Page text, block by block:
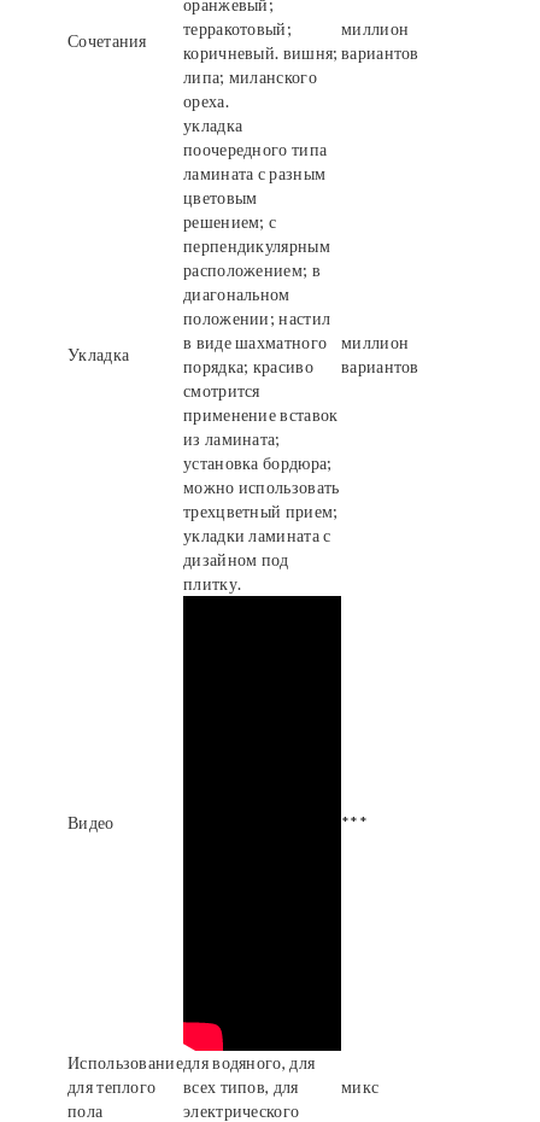
Сочетания
оранжевый;
терракотовый;
коричневый. вишня;
липа; миланского
ореха.
миллион
вариантов
Укладка
укладка
поочередного типа
ламината с разным
цветовым
решением; с
перпендикулярным
расположением; в
диагональном
положении; настил
в виде шахматного
порядка; красиво
смотрится
применение вставок
из ламината;
установка бордюра;
можно использовать
трехцветный прием;
укладки ламината с
дизайном под
плитку.
миллион
вариантов
Видео ***
Использование
для теплого
пола
для водяного, для
всех типов, для
электрического
микс